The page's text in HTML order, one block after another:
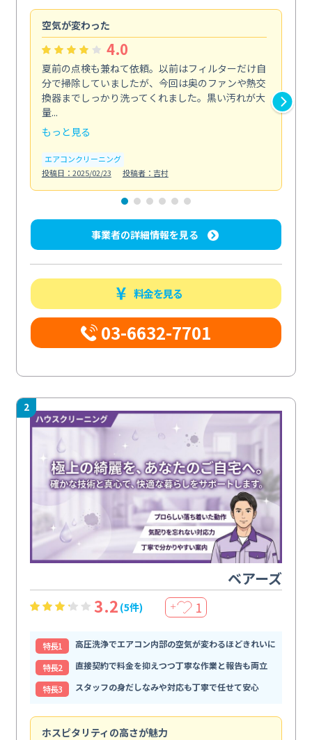
空気が変わった
4.0
夏前の点検も兼ねて依頼。以前はフィルターだけ自
分で掃除していましたが、今回は奥のファンや熱交
換器までしっかり洗ってくれました。黒い汚れが大
量...
もっと見る
エアコンクリーニング
投稿日：2025/02/23
投稿者：吉村
事業者の詳細情報を見る
料金を見る
03-6632-7701
2
ベアーズ
3.2 (5件) ＋ 1
特⻑1
高圧洗浄でエアコン内部の空気が変わるほどきれいに
特⻑2
直接契約で料金を抑えつつ丁寧な作業と報告も両立
特⻑3
スタッフの身だしなみや対応も丁寧で任せて安心
ホスピタリティの高さが魅力